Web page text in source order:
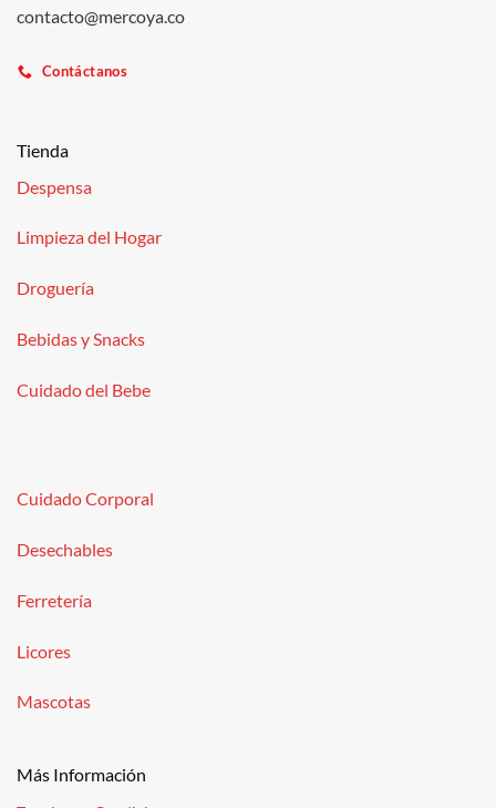
contacto@mercoya.co
Contáctanos
Tienda
Despensa
Limpieza del Hogar
Droguería
Bebidas y Snacks
Cuidado del Bebe
Cuidado Corporal
Desechables
Ferretería
Licores
Mascotas
Más Información